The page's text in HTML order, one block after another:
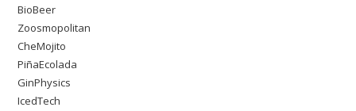
BioBeer
Zoosmopolitan
CheMojito
PiñaEcolada
GinPhysics
IcedTech